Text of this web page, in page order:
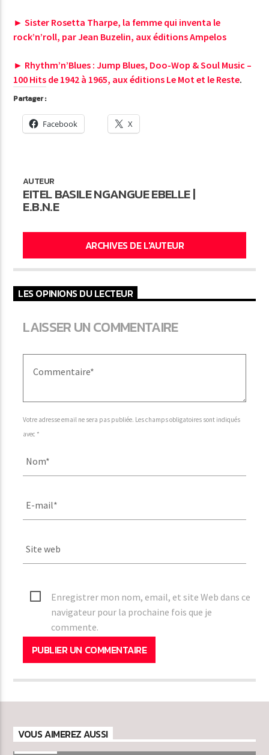
►Sister Rosetta Tharpe, la femme qui inventa le
rock’n’roll, par Jean Buzelin, aux éditions Ampelos
► Rhythm’n’Blues : Jump Blues, Doo-Wop & Soul Music –
100 Hits de 1942 à 1965, aux éditions Le Mot et le Reste.
Partager :
Facebook X
AUTEUR
EITEL BASILE NGANGUE EBELLE |
E.B.N.E
ARCHIVES DE L'AUTEUR
LES OPINIONS DU LECTEUR
LAISSER UN COMMENTAIRE
Votre adresse email ne sera pas publiée. Les champs obligatoires sont indiqués
avec *
Enregistrer mon nom, email, et site Web dans ce
navigateur pour la prochaine fois que je
commente.
VOUS AIMEREZ AUSSI